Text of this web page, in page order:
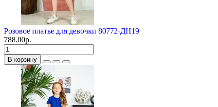
Розовое платье для девочки 80772-ДН19
788.00р.
В корзину